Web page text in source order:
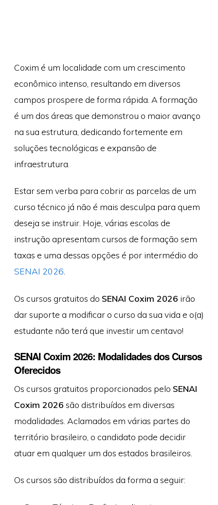
Coxim é um localidade com um crescimento
econômico intenso, resultando em diversos
campos prospere de forma rápida. A formação
é um dos áreas que demonstrou o maior avanço
na sua estrutura, dedicando fortemente em
soluções tecnológicas e expansão de
infraestrutura.
Estar sem verba para cobrir as parcelas de um
curso técnico já não é mais desculpa para quem
deseja se instruir. Hoje, várias escolas de
instrução apresentam cursos de formação sem
taxas e uma dessas opções é por intermédio do
SENAI 2026
Os cursos gratuitos do SENAI Coxim 2026 irão
dar suporte a modificar o curso da sua vida e o(a)
estudante não terá que investir um centavo!
SENAI Coxim 2026: Modalidades dos Cursos
Oferecidos
Os cursos gratuitos proporcionados pelo SENAI
Coxim 2026 são distribuídos em diversas
modalidades. Aclamados em várias partes do
território brasileiro, o candidato pode decidir
atuar em qualquer um dos estados brasileiros.
Os cursos são distribuídos da forma a seguir: